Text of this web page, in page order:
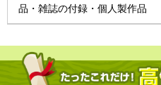
品・雑誌の付録・個人製作品